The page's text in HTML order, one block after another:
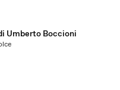
Umberto Boccioni